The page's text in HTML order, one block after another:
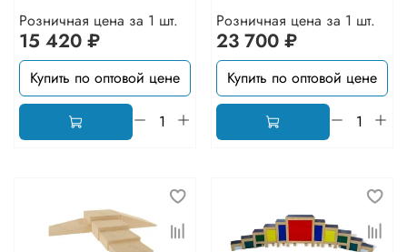
Розничная цена за 1 шт.
15 420 ₽
Купить по оптовой цене
Розничная цена за 1 шт.
23 700 ₽
Купить по оптовой цене